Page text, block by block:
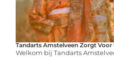
Tandarts Amstelveen Zorgt Voor
Welkom bij Tandarts